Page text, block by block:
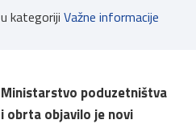
u kategoriji Važne informacije
Ministarstvo poduzetništva
i obrta objavilo je novi